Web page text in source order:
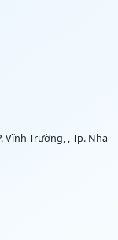
Vĩnh Trường, , Tp. Nha